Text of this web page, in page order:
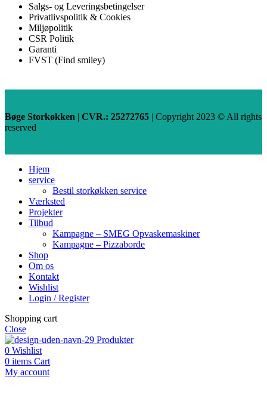
Salgs- og Leveringsbetingelser
Privatlivspolitik & Cookies
Miljøpolitik
CSR Politik
Garanti
FVST (Find smiley)
Bøge Storkøkken | CVR.: 25272765 | Copyright 2023 © All rights
reserved
Hjem
service
Bestil storkøkken service
Værksted
Projekter
Tilbud
Kampagne – SMEG Opvaskemaskiner
Kampagne – Pizzaborde
Shop
Om os
Kontakt
Wishlist
Login / Register
Shopping cart
Close
Produkter
0 Wishlist
0 items Cart
My account